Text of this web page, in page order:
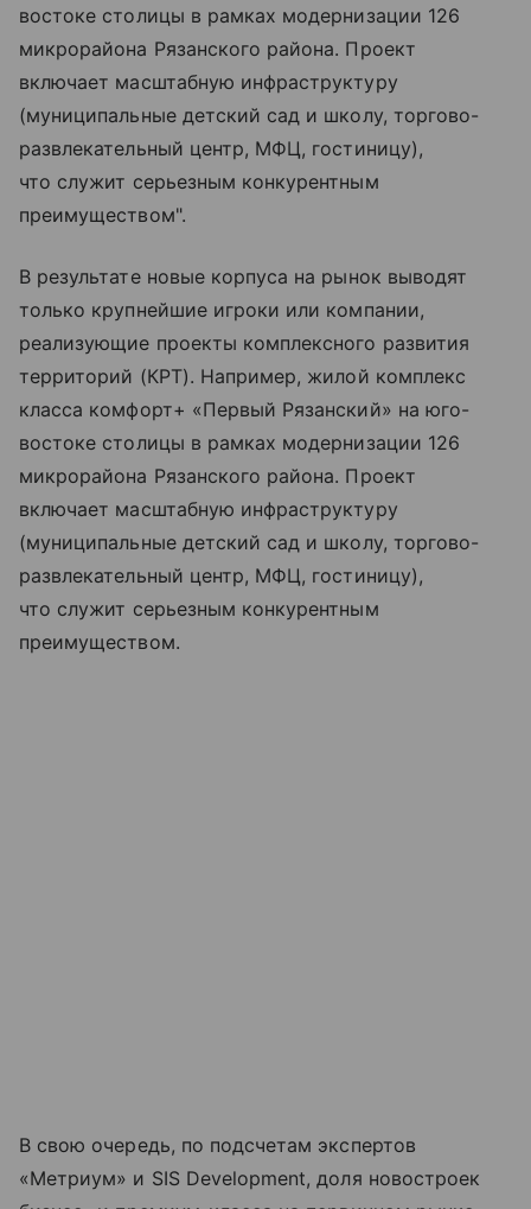
востоке столицы в рамках модернизации 126
микрорайона Рязанского района. Проект
включает масштабную инфраструктуру
(муниципальные детский сад и школу, торгово-
развлекательный центр, МФЦ, гостиницу),
что служит серьезным конкурентным
преимуществом".
В результате новые корпуса на рынок выводят
только крупнейшие игроки или компании,
реализующие проекты комплексного развития
территорий (КРТ). Например, жилой комплекс
класса комфорт+ «Первый Рязанский» на юго-
востоке столицы в рамках модернизации 126
микрорайона Рязанского района. Проект
включает масштабную инфраструктуру
(муниципальные детский сад и школу, торгово-
развлекательный центр, МФЦ, гостиницу),
что служит серьезным конкурентным
преимуществом.
В свою очередь, по подсчетам экспертов
«Метриум» и SIS Development, доля новостроек